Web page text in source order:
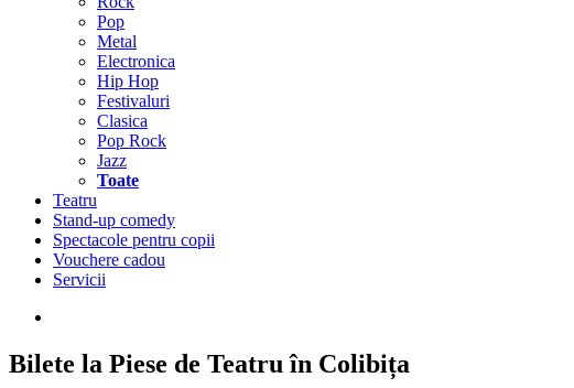
Pop
Metal
Electronica
Hip Hop
Festivaluri
Clasica
Pop Rock
Jazz
Toate
Teatru
Stand-up comedy
Spectacole pentru copii
Vouchere cadou
Servicii
Bilete la Piese de Teatru în Colibița